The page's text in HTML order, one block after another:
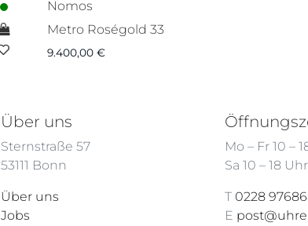
Nomos
Metro Roségold 33
9.400,00 €
Über uns
Sternstraße 57
53111 Bonn
Über uns
Jobs
Mo – Fr 10 –
Sa 10 – 18 Uhr
T 0228
E